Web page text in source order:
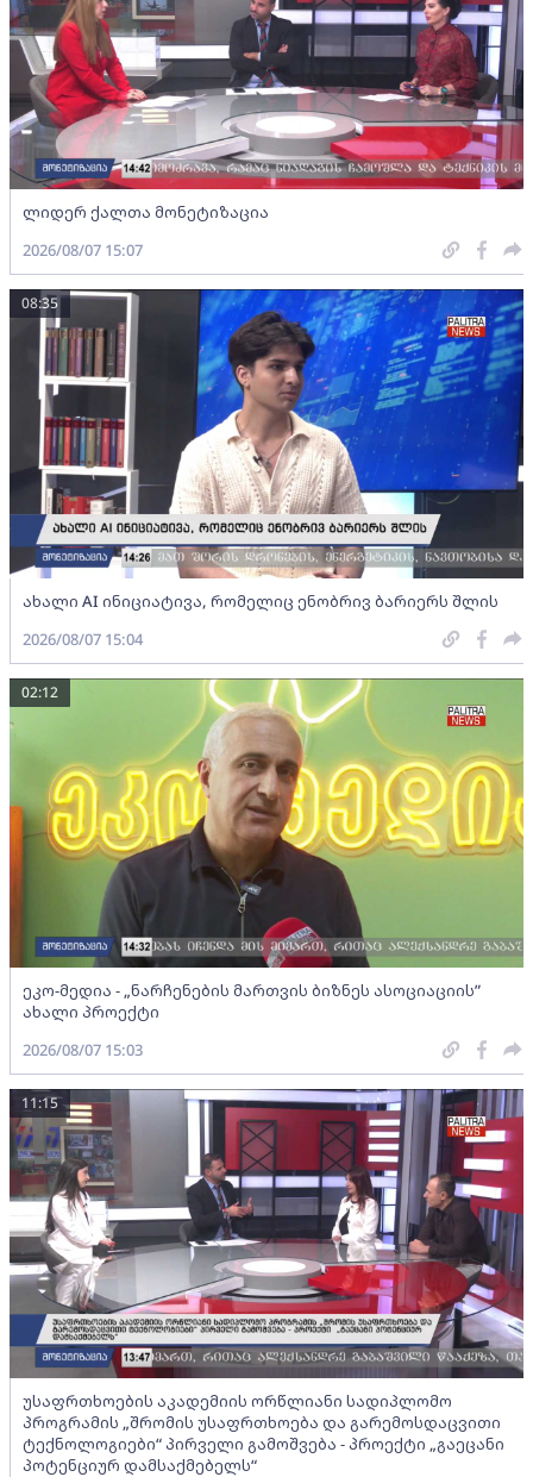
ლიდერ ქალთა მონეტიზაცია
2026/08/07 15:07
ახალი AI ინიციატივა, რომელიც ენობრივ ბარიერს შლის
08:35
2026/08/07 15:04
ეკო-მედია - „ნარჩენების მართვის ბიზნეს ასოციაციის”
ახალი პროექტი
02:12
2026/08/07 15:03
უსაფრთხოების აკადემიის ორწლიანი სადიპლომო
პროგრამის „შრომის უსაფრთხოება და გარემოსდაცვითი
ტექნოლოგიები“ პირველი გამოშვება - პროექტი „გაეცანი
პოტენციურ დამსაქმებელს“
11:15